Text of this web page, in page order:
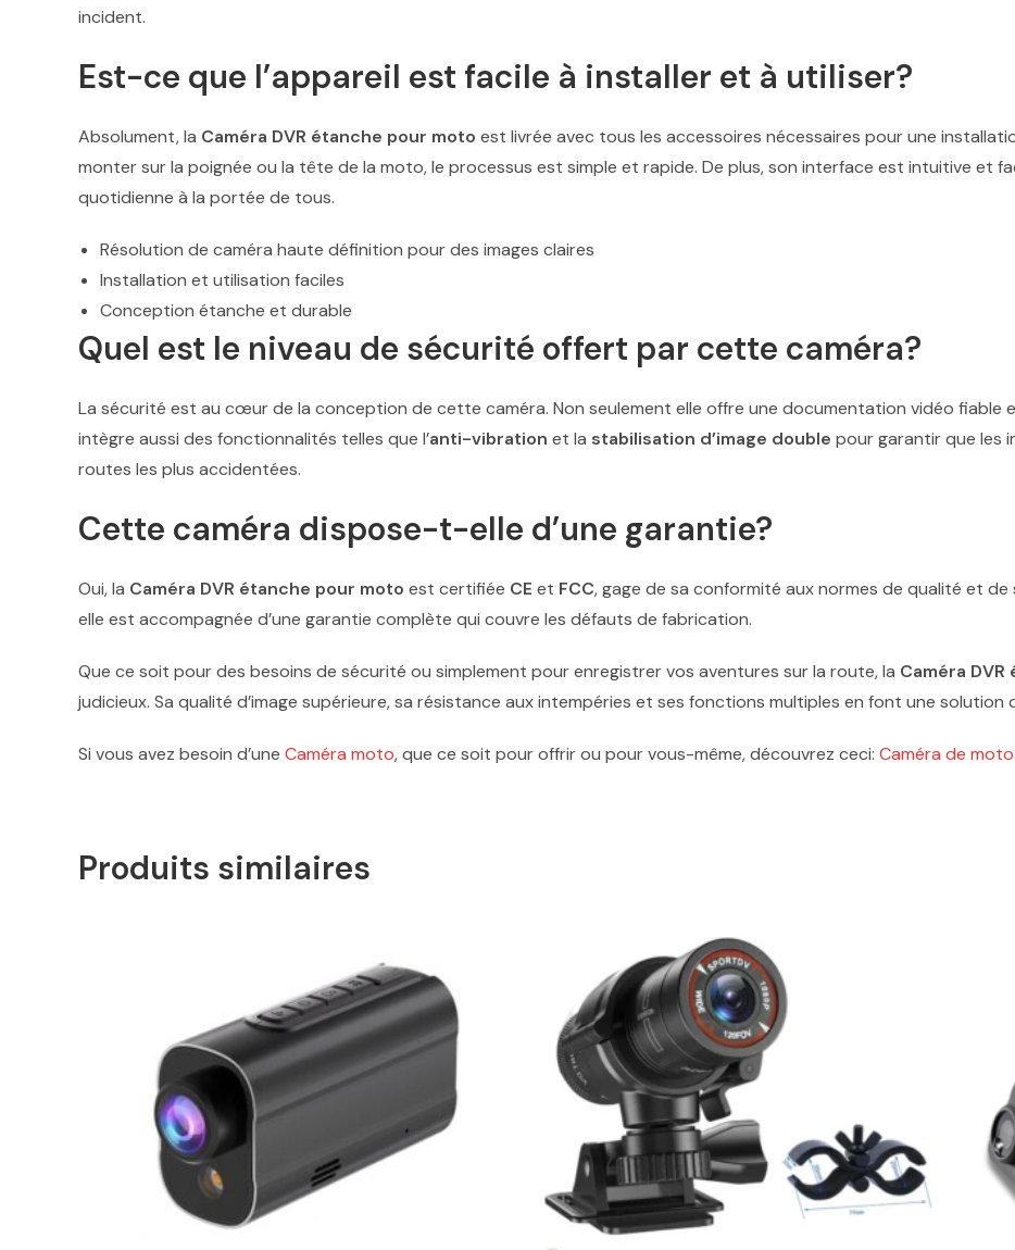
incident.
Est-ce que l’appareil est facile à installer et à utiliser?
Absolument, la Caméra DVR étanche pour moto est livrée avec tous les accessoires nécessaires pour une
monter sur la poignée ou la tête de la moto, le processus est simple et rapide. De plus, son interface est intuitive et
quotidienne à la portée de tous.
Résolution de caméra haute définition pour des images claires
Installation et utilisation faciles
Conception étanche et durable
Quel est le niveau de sécurité offert par cette caméra?
La sécurité est au cœur de la conception de cette caméra. Non seulement elle offre une documentation vidéo fiable
intègre aussi des fonctionnalités telles que l’anti-vibration et la stabilisation d’image double pour garantir que les
routes les plus accidentées.
Cette caméra dispose-t-elle d’une garantie?
Oui, la Caméra DVR étanche pour moto est certifiée CE et FCC, gage de sa conformité aux normes de qualité et
elle est accompagnée d’une garantie complète qui couvre les défauts de fabrication.
Que ce soit pour des besoins de sécurité ou simplement pour enregistrer vos aventures sur la route, la Caméra
judicieux. Sa qualité d’image supérieure, sa résistance aux intempéries et ses fonctions multiples en font une
Si vous avez besoin d’une Caméra moto, que ce soit pour offrir ou pour vous-même, découvrez ceci: Caméra de
Produits similaires